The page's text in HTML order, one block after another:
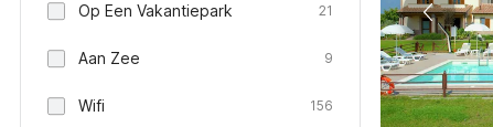
Op Een Vakantiepark 21
Aan Zee 9
Wifi 156